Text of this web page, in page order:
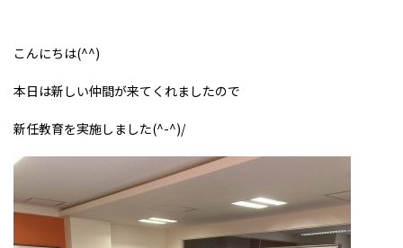
こんにちは(^^)
本日は新しい仲間が来てくれましたので
新任教育を実施しました(^-^)/